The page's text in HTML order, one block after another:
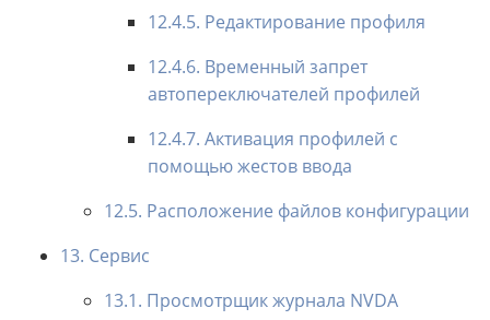
12.4.5. Редактирование профиля
12.4.6. Временный запрет
автопереключателей профилей
12.4.7. Активация профилей с
помощью жестов ввода
12.5. Расположение файлов конфигурации
13. Сервис
13.1. Просмотрщик журнала NVDA